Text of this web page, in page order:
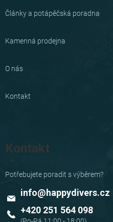
Články a potápěčská poradna
Kamenná prodejna
O nás
Kontakt
Kontakt
info@happydivers.cz
+420 251 564 098